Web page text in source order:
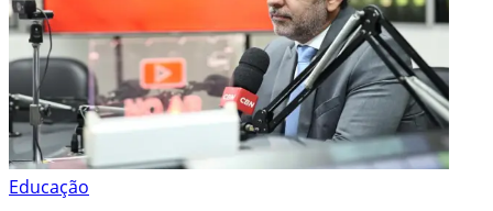
Educação